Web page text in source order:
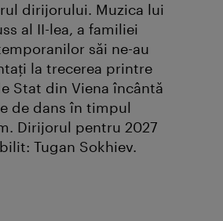
dirijorului. Muzica lui
al II-lea, a familiei
săi ne-au
la trecerea printre
Stat din Viena încântă
de dans în timpul
Dirijorul pentru 2027
Tugan Sokhiev.